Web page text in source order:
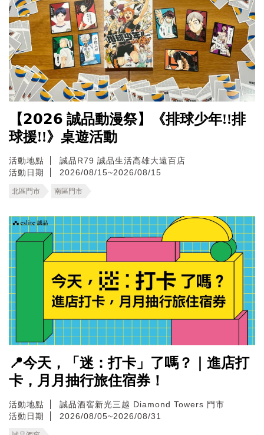
【𝟮𝟬𝟮𝟲 誠品動漫祭】《排球少年!!排
球援!!》桌遊活動
活動地點 誠品R79 誠品生活高雄大遠百店
活動日期
2026/08/15~2026/08/15
北區門市 南區門市
📍今天，「迷：打卡」了嗎？｜進店打
卡，月月抽行旅住宿券！
活動地點
誠品酒窖新光三越 Diamond Towers 門市
活動日期
2026/08/05~2026/08/31